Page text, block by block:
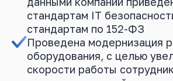
стандартам IT
стандартам по 152-ФЗ
Проведена модернизация
оборудования, с целью
скорости работы